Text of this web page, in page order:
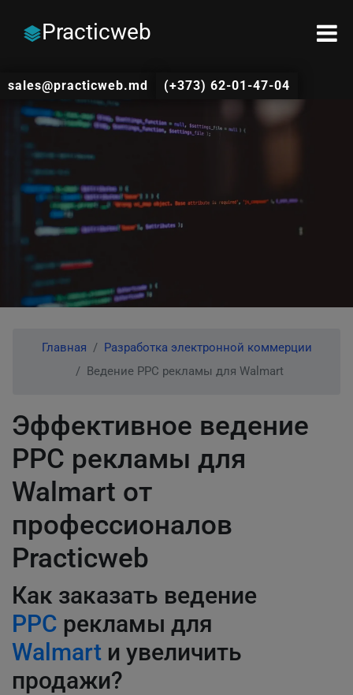
Practicweb
sales@practicweb.md (+373) 62-01-47-04
Главная
Разработка электронной коммерции
Ведение PPC рекламы для Walmart
Эффективное ведение
PPC рекламы для
Walmart от
профессионалов
Practicweb
Как заказать ведение
PPC рекламы для
Walmart и увеличить
продажи?